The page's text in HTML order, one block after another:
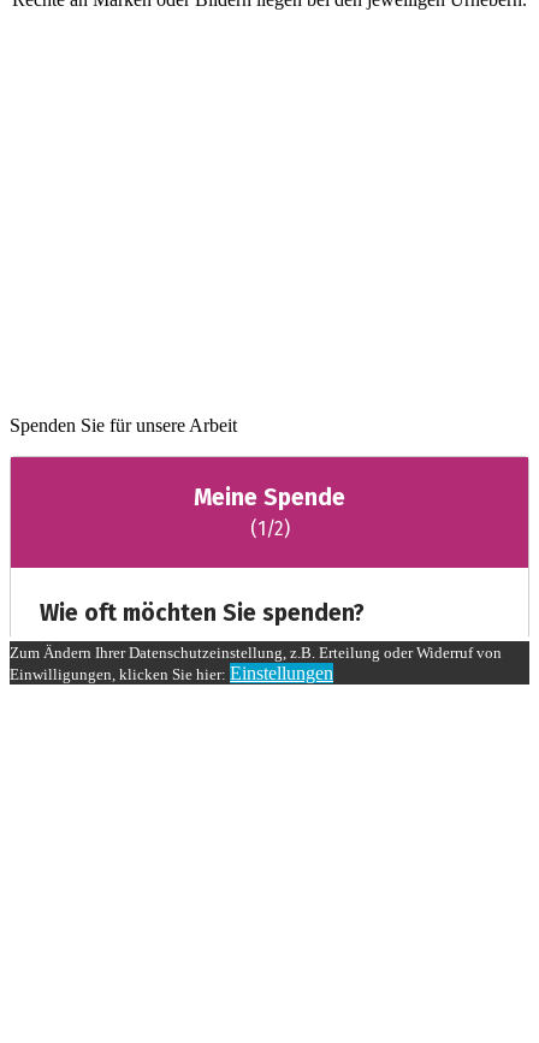
Spenden Sie für unsere Arbeit
Zum Ändern Ihrer Datenschutzeinstellung, z.B. Erteilung oder Widerruf von
Einwilligungen, klicken Sie hier: Einstellungen